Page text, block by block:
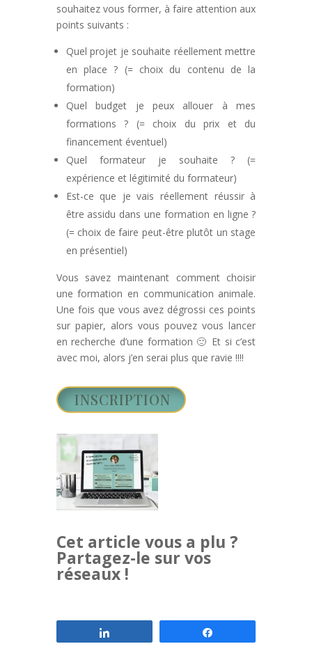
souhaitez vous former, à faire attention aux
points suivants :
Quel projet je souhaite réellement mettre
en place ? (= choix du contenu de la
formation)
Quel budget je peux allouer à mes
formations ? (= choix du prix et du
financement éventuel)
Quel formateur je souhaite ? (=
expérience et légitimité du formateur)
Est-ce que je vais réellement réussir à
être assidu dans une formation en ligne ?
(= choix de faire peut-être plutôt un stage
en présentiel)
Vous savez maintenant comment choisir
une formation en communication animale.
Une fois que vous avez dégrossi ces points
sur papier, alors vous pouvez vous lancer
en recherche d’une formation 🙂 Et si c’est
avec moi, alors j’en serai plus que ravie !!!!
INSCRIPTION
Cet article vous a plu ?
Partagez-le sur vos
réseaux !